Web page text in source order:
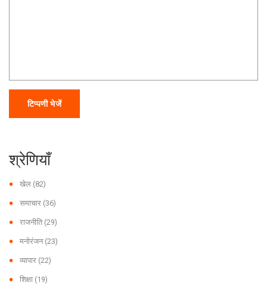
टिप्पणी भेजें
श्रेणियाँ
खेल (82)
समाचार (36)
राजनीति (29)
मनोरंजन (23)
व्यापार (22)
शिक्षा (19)